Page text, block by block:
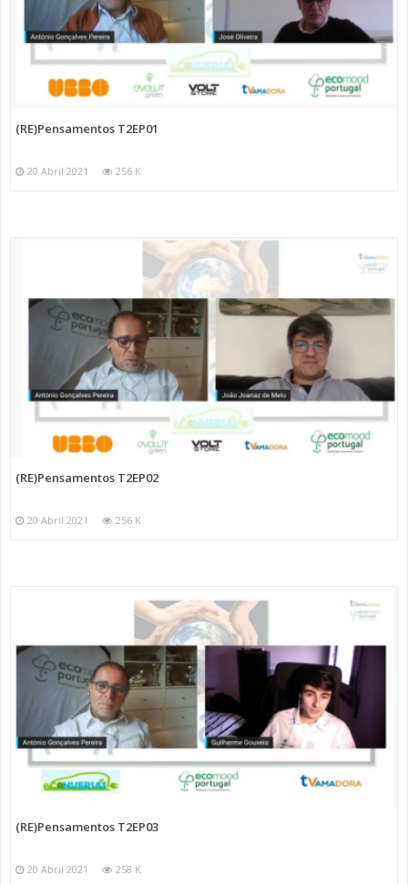
(RE)Pensamentos T2EP01
20 Abril 2021 256 K
(RE)Pensamentos T2EP02
20 Abril 2021 256 K
(RE)Pensamentos T2EP03
20 Abril 2021 258 K